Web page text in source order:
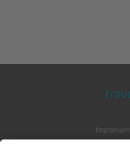
Impressum